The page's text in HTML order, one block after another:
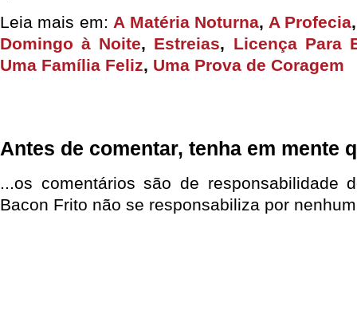
Leia mais em: A Matéria Noturna, A Profecia
Domingo à Noite, Estreias, Licença Para
Uma Família Feliz, Uma Prova de Coragem
Antes de comentar, tenha em mente
...os comentários são de responsabilidade
Bacon Frito não se responsabiliza por